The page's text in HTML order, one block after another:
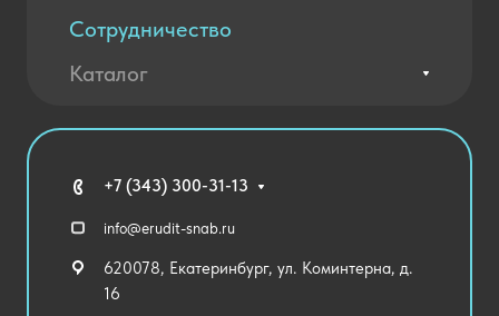
Вакансии
Контакты
Благодарственные письма
Сотрудничество
Оплата и доставка
Каталог
Технические средства обучения
Спортивный зал
Уличное оборудование
+7 (343) 300-31-13
info@erudit-snab.ru
620078, Екатеринбург, ул. Коминтерна, д.
16